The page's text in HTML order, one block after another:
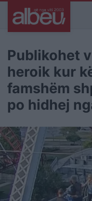
Publikohet
heroik kur
famshëm
po hidhej